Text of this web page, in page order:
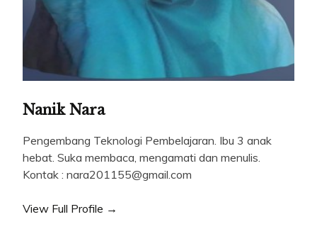
Nanik Nara
Pengembang Teknologi Pembelajaran. Ibu 3 anak
hebat. Suka membaca, mengamati dan menulis.
Kontak : nara201155@gmail.com
View Full Profile →